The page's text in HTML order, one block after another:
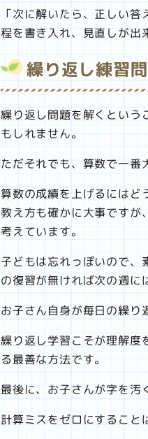
「次に解いたら、正しい
程を書き入れ、見直しが出
繰り返し練習
繰り返し問題を解くという
もしれません。
ただそれでも、算数で一番
算数の成績を上げるにはど
教え方も確かに大事ですが
考えています。
子どもは忘れっぽいので、
の復習が無ければ次の週に
お子さん自身が毎日の繰り
繰り返し学習こそが理解度
る最善な方法です。
最後に、お子さんが字を汚
計算ミスをゼロにすること